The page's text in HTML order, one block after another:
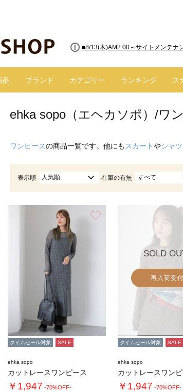
■8/13(木)AM2:00～サイトメンテナ
品 ブランド カテゴリー ランキング ス
ehka sopo（エヘカソポ）/ワ
ワンピースの商品一覧です。他にも スカートやシャ
表示順 人気順 在庫の有無 すべて
タイムセール対象 SALE
ehka sopo
カットレースワンピース
￥1,947 -70%OFF-
SOLD
再入荷受付
タイムセール対象 SALE
ehka sopo
カットレースワン
￥1,947 -70%OFF-